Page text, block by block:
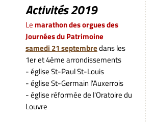
Activités 2019
Le marathon des orgues des
Journées du Patrimoine
samedi 21 septembredans les
1er et 4ème arrondissements
- église St-Paul St-Louis
- église St-Germain l'Auxerrois
- église réformée de l'Oratoire du
Louvre